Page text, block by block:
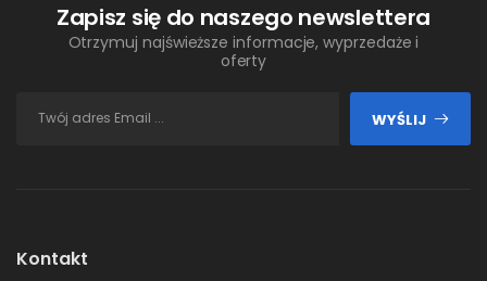
Zapisz się do naszego newslettera
Otrzymuj najświeższe informacje, wyprzedaże i
oferty
WYŚLIJ
Kontakt